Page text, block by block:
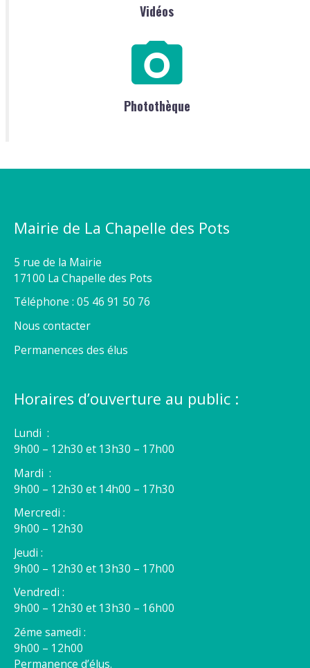
Vidéos
Photothèque
Mairie de La Chapelle des Pots
5 rue de la Mairie
17100 La Chapelle des Pots
Téléphone : 05 46 91 50 76
Nous contacter
Permanences des élus
Horaires d’ouverture au public :
Lundi :
9h00 – 12h30 et 13h30 – 17h00
Mardi :
9h00 – 12h30 et 14h00 – 17h30
Mercredi :
9h00 – 12h30
Jeudi :
9h00 – 12h30 et 13h30 – 17h00
Vendredi :
9h00 – 12h30 et 13h30 – 16h00
2éme samedi :
9h00 – 12h00
Permanence d’élus.